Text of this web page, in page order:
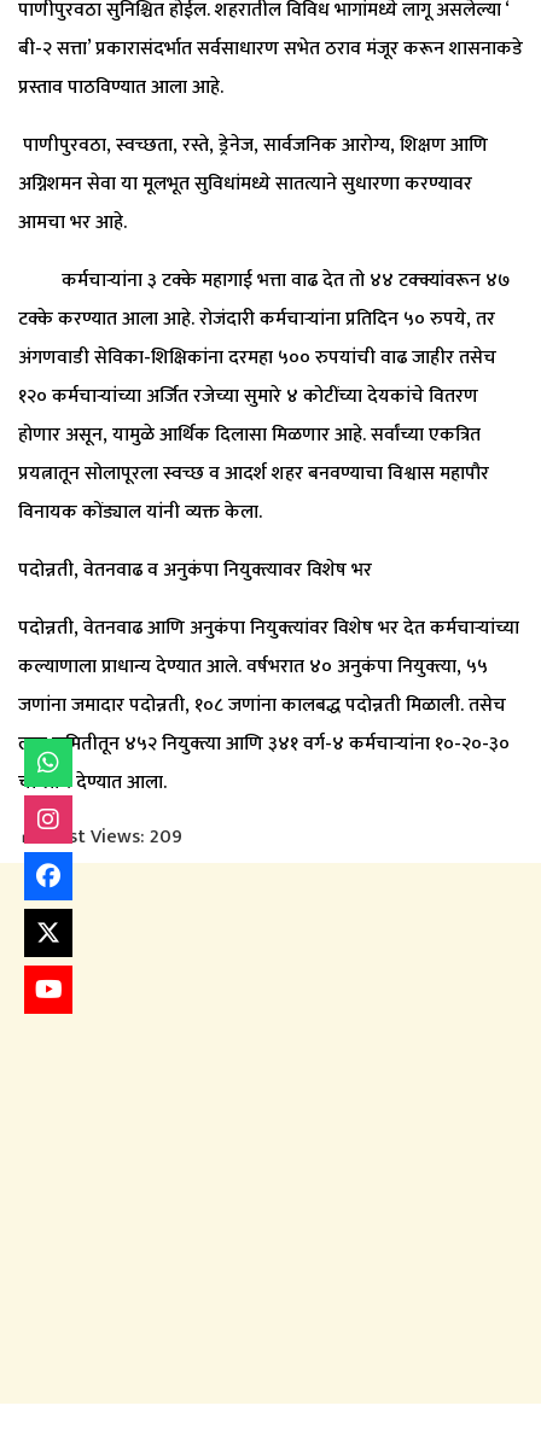
पाणीपुरवठा सुनिश्चित होईल. शहरातील विविध भागांमध्ये लागू असलेल्या ‘
बी-२ सत्ता’ प्रकारासंदर्भात सर्वसाधारण सभेत ठराव मंजूर करून शासनाकडे
प्रस्ताव पाठविण्यात आला आहे.
पाणीपुरवठा, स्वच्छता, रस्ते, ड्रेनेज, सार्वजनिक आरोग्य, शिक्षण आणि
अग्निशमन सेवा या मूलभूत सुविधांमध्ये सातत्याने सुधारणा करण्यावर
आमचा भर आहे.
कर्मचाऱ्यांना ३ टक्के महागाई भत्ता वाढ देत तो ४४ टक्क्यांवरून ४७
टक्के करण्यात आला आहे. रोजंदारी कर्मचाऱ्यांना प्रतिदिन ५० रुपये, तर
अंगणवाडी सेविका-शिक्षिकांना दरमहा ५०० रुपयांची वाढ जाहीर तसेच
१२० कर्मचाऱ्यांच्या अर्जित रजेच्या सुमारे ४ कोटींच्या देयकांचे वितरण
होणार असून, यामुळे आर्थिक दिलासा मिळणार आहे. सर्वांच्या एकत्रित
प्रयत्नातून सोलापूरला स्वच्छ व आदर्श शहर बनवण्याचा विश्वास महापौर
विनायक कोंड्याल यांनी व्यक्त केला.
पदोन्नती, वेतनवाढ व अनुकंपा नियुक्त्यावर विशेष भर
पदोन्नती, वेतनवाढ आणि अनुकंपा नियुक्त्यांवर विशेष भर देत कर्मचाऱ्यांच्या
कल्याणाला प्राधान्य देण्यात आले. वर्षभरात ४० अनुकंपा नियुक्त्या, ५५
जणांना जमादार पदोन्नती, १०८ जणांना कालबद्ध पदोन्नती मिळाली. तसेच
लाड समितीतून ४५२ नियुक्त्या आणि ३४१ वर्ग-४ कर्मचाऱ्यांना १०-२०-३०
चा लाभ देण्यात आला.
Post Views:209